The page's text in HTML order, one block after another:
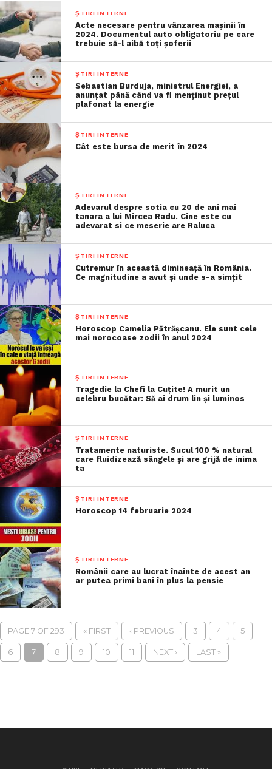
ȘTIRI INTERNE
Acte necesare pentru vânzarea mașinii în
2024. Documentul auto obligatoriu pe care
trebuie să-l aibă toți șoferii
ȘTIRI INTERNE
Sebastian Burduja, ministrul Energiei, a
anunțat până când va fi menținut prețul
plafonat la energie
ȘTIRI INTERNE
Cât este bursa de merit în 2024
ȘTIRI INTERNE
Adevarul despre sotia cu 20 de ani mai
tanara a lui Mircea Radu. Cine este cu
adevarat si ce meserie are Raluca
ȘTIRI INTERNE
Cutremur în această dimineață în România.
Ce magnitudine a avut și unde s-a simțit
ȘTIRI INTERNE
Horoscop Camelia Pătrășcanu. Ele sunt cele
mai norocoase zodii în anul 2024
ȘTIRI INTERNE
Tragedie la Chefi la Cuțite! A murit un
celebru bucătar: Să ai drum lin și luminos
ȘTIRI INTERNE
Tratamente naturiste. Sucul 100 % natural
care fluidizează sângele și are grijă de inima
ta
ȘTIRI INTERNE
Horoscop 14 februarie 2024
ȘTIRI INTERNE
Românii care au lucrat înainte de acest an
ar putea primi bani în plus la pensie
PAGE 7 OF 293 « FIRST ‹ PREVIOUS 3 4 5
6 7 8 9 10 11 NEXT › LAST »